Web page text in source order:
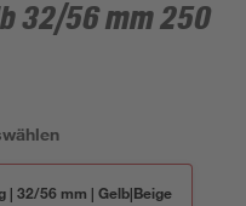
32/56 mm 250
| 32/56 mm | Gelb|Beige